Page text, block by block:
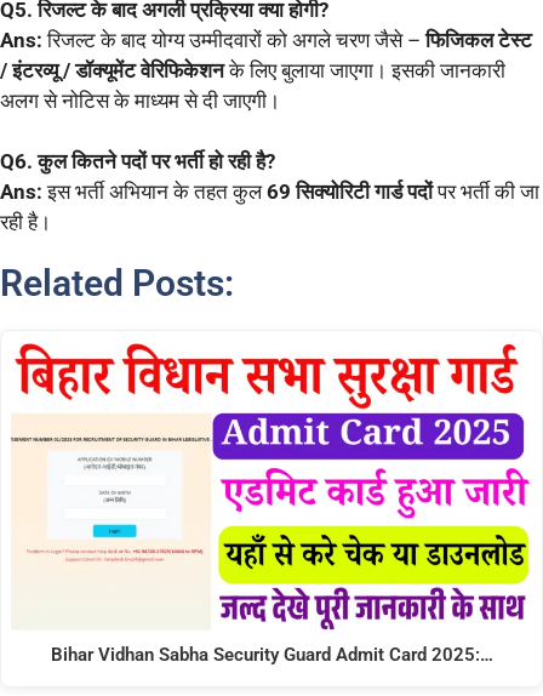
Q5. रिजल्ट के बाद अगली प्रक्रिया क्या होगी?
Ans: रिजल्ट के बाद योग्य उम्मीदवारों को अगले चरण जैसे –फिजिकल टेस्ट
/ इंटरव्यू / डॉक्यूमेंट वेरिफिकेशनके लिए बुलाया जाएगा। इसकी जानकारी
अलग से नोटिस के माध्यम से दी जाएगी।
Q6. कुल कितने पदों पर भर्ती हो रही है?
Ans: इस भर्ती अभियान के तहत कुल69 सिक्योरिटी गार्ड पदोंपर भर्ती की जा
रही है।
Related Posts:
Bihar Vidhan Sabha Security Guard Admit Card 2025:…